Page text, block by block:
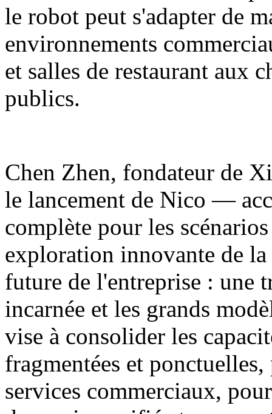
le robot peut s'adapter de
environnements
et salles de restaurant aux
publics.
Chen Zhen, fondateur de
le lancement de Nico —
complète pour les
exploration innovante de
future de l'entreprise : une
incarnée et les grands
vise à consolider les
fragmentées et ponctuelles,
services commerciaux,